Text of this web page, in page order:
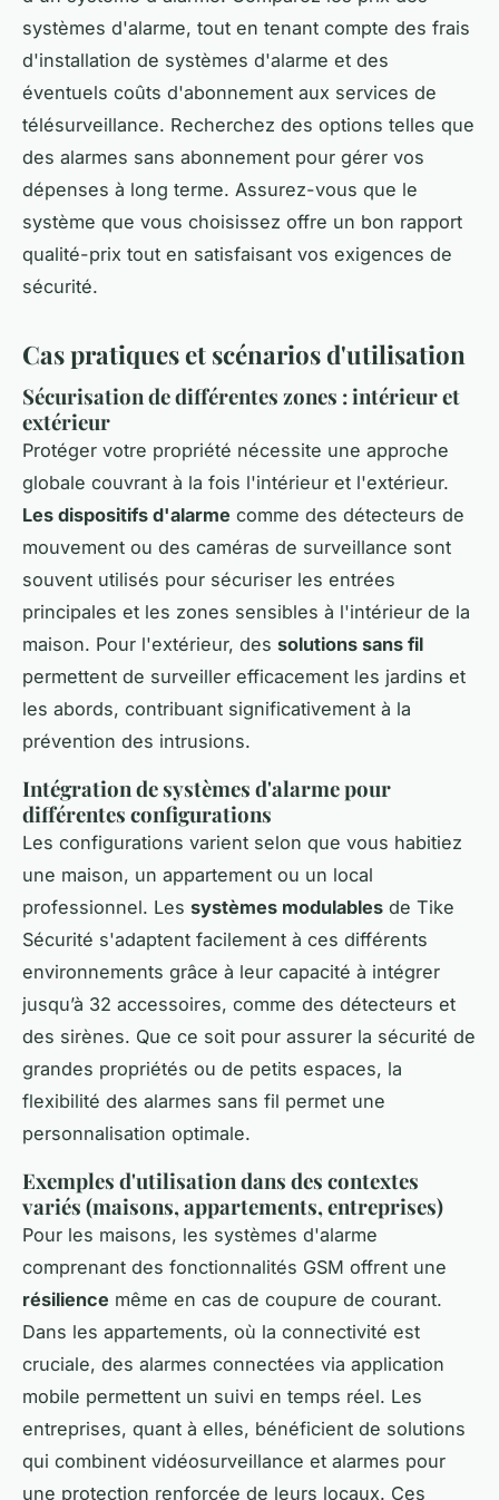
systèmes d'alarme, tout en tenant compte des frais
d'installation de systèmes d'alarme et des
éventuels coûts d'abonnement aux services de
télésurveillance. Recherchez des options telles que
des alarmes sans abonnement pour gérer vos
dépenses à long terme. Assurez-vous que le
système que vous choisissez offre un bon rapport
qualité-prix tout en satisfaisant vos exigences de
sécurité.
Cas pratiques et scénarios d'utilisation
Sécurisation de différentes zones : intérieur et
extérieur
Protéger votre propriété nécessite une approche
globale couvrant à la fois l'intérieur et l'extérieur.
Les dispositifs d'alarme comme des détecteurs de
mouvement ou des caméras de surveillance sont
souvent utilisés pour sécuriser les entrées
principales et les zones sensibles à l'intérieur de la
maison. Pour l'extérieur, des solutions sans fil
permettent de surveiller efficacement les jardins et
les abords, contribuant significativement à la
prévention des intrusions.
Intégration de systèmes d'alarme pour
différentes configurations
Les configurations varient selon que vous habitiez
une maison, un appartement ou un local
professionnel. Les systèmes modulables de Tike
Sécurité s'adaptent facilement à ces différents
environnements grâce à leur capacité à intégrer
jusqu’à 32 accessoires, comme des détecteurs et
des sirènes. Que ce soit pour assurer la sécurité de
grandes propriétés ou de petits espaces, la
flexibilité des alarmes sans fil permet une
personnalisation optimale.
Exemples d'utilisation dans des contextes
variés (maisons, appartements, entreprises)
Pour les maisons, les systèmes d'alarme
comprenant des fonctionnalités GSM offrent une
résilience même en cas de coupure de courant.
Dans les appartements, où la connectivité est
cruciale, des alarmes connectées via application
mobile permettent un suivi en temps réel. Les
entreprises, quant à elles, bénéficient de solutions
qui combinent vidéosurveillance et alarmes pour
une protection renforcée de leurs locaux. Ces